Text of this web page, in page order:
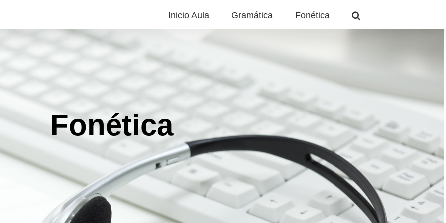
Inicio Aula Gramática Fonética
Fonética